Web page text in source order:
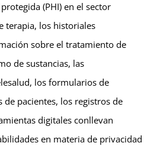
(PHI) en el sector
terapia, los historiales
sobre el tratamiento de
de sustancias, las
los formularios de
pacientes, los registros de
digitales conllevan
en materia de privacidad